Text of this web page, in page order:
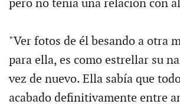
pero no tenía una relación con
"Ver fotos de él besando a otra
para ella, es como estrellar su
vez de nuevo. Ella sabía que
acabado definitivamente entre